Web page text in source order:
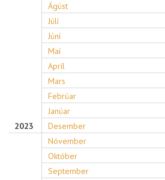
Ágúst
Júlí
Júní
Maí
Apríl
Mars
Febrúar
Janúar
2023
Desember
Nóvember
Október
September